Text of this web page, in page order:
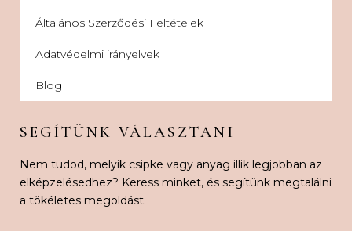
Általános Szerződési Feltételek
Adatvédelmi irányelvek
Blog
SEGÍTÜNK VÁLASZTANI
Nem tudod, melyik csipke vagy anyag illik legjobban az
elképzelésedhez? Keress minket, és segítünk megtalálni
a tökéletes megoldást.